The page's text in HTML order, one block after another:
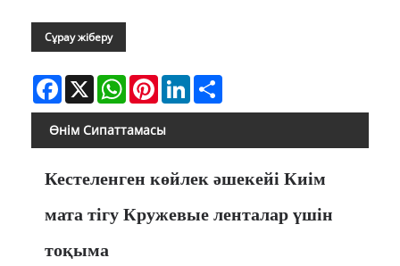
Сұрау жіберу
Facebook
X WhatsAppPinterestLinkedIn
Өнім Сипаттамасы
Кестеленген көйлек әшекейі Киім
мата тігу Кружевые ленталар үшін
тоқыма